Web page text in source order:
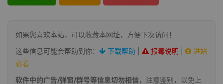
如果您喜欢本站，可以收藏本网址，方便下次访问！
这些信息可能会帮助到你：
下载帮助 报毒说明
进站
必看
软件中的广告/弹窗/群号等信息切勿相信，注意鉴别，以免上